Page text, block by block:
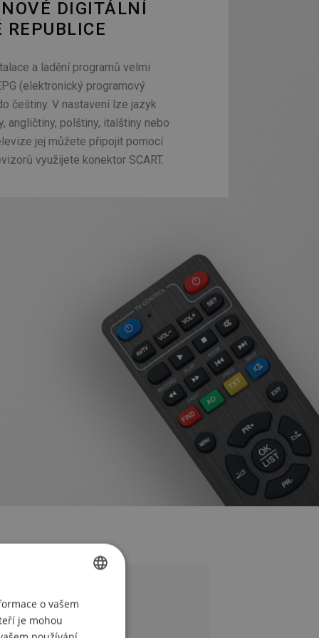
DIGITÁLNÍ
a ladění programů velmi
(elektronický programový
češtiny. V nastavení lze jazyk
angličtiny, polštiny, italštiny nebo
jej můžete připojit pomocí
využijete konektor SCART.
CZECH
o vašem
je mohou